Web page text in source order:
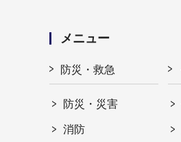
メニュー
防災・救急
防災・災害
消防